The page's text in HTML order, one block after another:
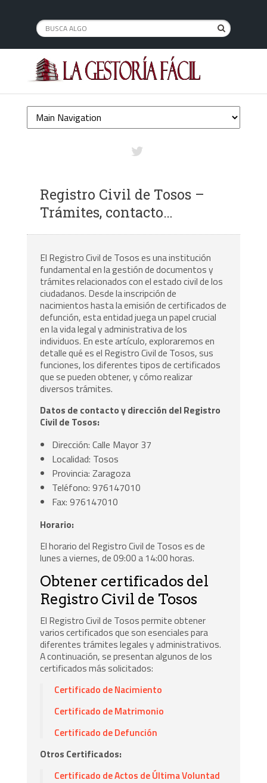
Registro Civil de Tosos –
Trámites, contacto…
El Registro Civil de Tosos es una institución
fundamental en la gestión de documentos y
trámites relacionados con el estado civil de los
ciudadanos. Desde la inscripción de
nacimientos hasta la emisión de certificados de
defunción, esta entidad juega un papel crucial
en la vida legal y administrativa de los
individuos. En este artículo, exploraremos en
detalle qué es el Registro Civil de Tosos, sus
funciones, los diferentes tipos de certificados
que se pueden obtener, y cómo realizar
diversos trámites.
Datos de contacto y dirección del Registro
Civil de Tosos:
Dirección: Calle Mayor 37
Localidad: Tosos
Provincia: Zaragoza
Teléfono: 976147010
Fax: 976147010
Horario:
El horario del Registro Civil de Tosos es de
lunes a viernes, de 09:00 a 14:00 horas.
Obtener certificados del
Registro Civil de Tosos
El Registro Civil de Tosos permite obtener
varios certificados que son esenciales para
diferentes trámites legales y administrativos.
A continuación, se presentan algunos de los
certificados más solicitados:
Certificado de Nacimiento
Certificado de Matrimonio
Certificado de Defunción
Otros Certificados:
Certificado de Actos de Última Voluntad